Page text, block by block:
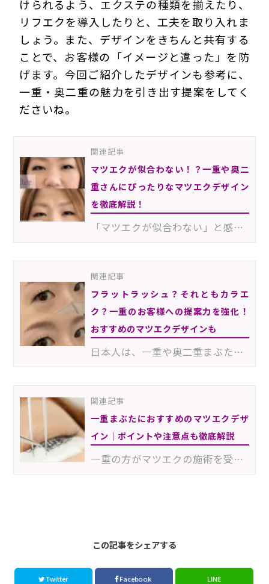
けられるよう、エクステの種類を揃えたり、
リフエクを導入したりと、工夫を取り入れま
しょう。また、デザインをきちんと共有する
ことで、お客様の「イメージと違った」を防
げます。今回ご紹介したデザインも参考に、
一重・奥二重の魅力を引き出す提案をしてく
ださいね。
関連記事
マツエクが似合わない！？一重や奥二
重さんにぴったりなマツエクデザイン
を徹底解説！
「マツエクが似合わない」と感じているお客様は少なくありません。特に、まぶたにマツエクが埋もれやすい…
関連記事
フラットラッシュ？それともカラエ
ク？一重のお客様への提案力を強化！
おすすめのマツエクデザインも
日本人は、一重や奥二重まぶたの方が多い傾向があることをご存知ですか？目が小さく見えてしまう、アイメ…
関連記事
一重まぶたにおすすめのマツエクデザ
イン｜ポイントや注意点も徹底解説
一重の方がマツエクの施術を受けるときは、エクステのデザイン選びが重要です。マツエクは、エクステのカ…
この記事をシェアする
Twitter Facebook LINE